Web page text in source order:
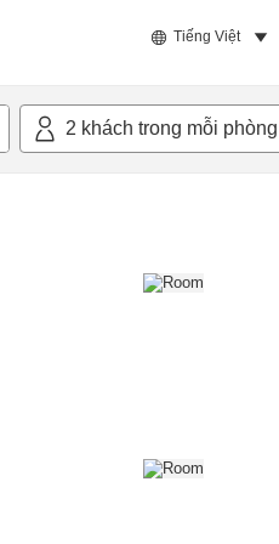
Tiếng Việt
2 khách trong mỗi phòng